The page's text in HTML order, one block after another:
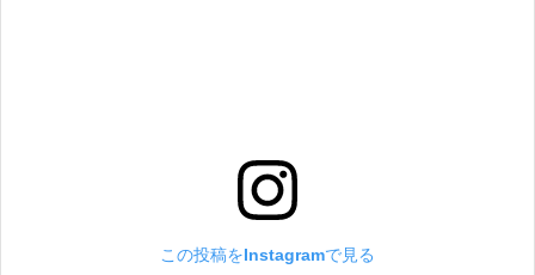
この投稿をInstagramで見る